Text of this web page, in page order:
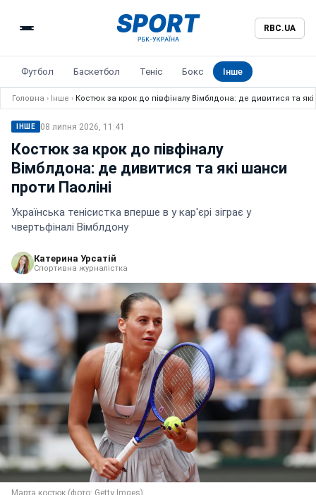
RBC.UA
Футбол Баскетбол Теніс Бокс Інше
Головна › Інше › Костюк за крок до півфіналу Вімблдона: де дивитися та
ІНШЕ 08 липня 2026, 11:41
Костюк за крок до півфіналу
Вімблдона: де дивитися та які шанси
проти Паоліні
Українська тенісистка вперше в у кар'єрі зіграє у
чвертьфіналі Вімблдону
Катерина Урсатій
Спортивна журналістка
Марта костюк (фото: Getty Imges)